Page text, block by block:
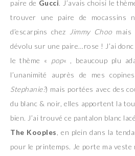
paire de Gucci. J’avais choisi le
trouver une paire de mocassins
d’escarpins chez
Jimmy Choo mais
dévolu sur une paire…rose ! J’ai
le thème « pop« , beaucoup plu
l’unanimité auprès de mes
Stephanie?) mais portées avec des
du blanc & noir, elles apportent la
bien. J’ai trouvé ce pantalon blanc
The Kooples , en plein dans la
pour le printemps. Je porte ma veste